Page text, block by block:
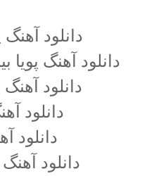
دانلود
دانلود آهنگ
دانلود
دانلود
دانلود
دانلود